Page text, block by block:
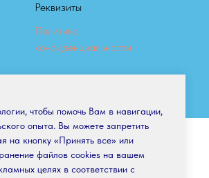
Реквизиты
Политика
конфиденциальности
чтобы помочь Вам в навигации,
опыта. Вы можете запретить
на кнопку «Принять все» или
файлов cookies на вашем
целях в соответствии с